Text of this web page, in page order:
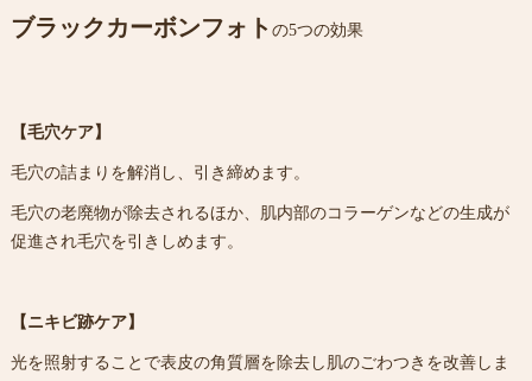
ブラックカーボンフォト の5つの効果
【毛穴ケア】
毛穴の詰まりを解消し、引き締めます。
毛穴の老廃物が除去されるほか、肌内部のコラーゲンなどの生成が
促進され毛穴を引きしめます。
【ニキビ跡ケア】
光を照射することで表皮の角質層を除去し肌のごわつきを改善しま